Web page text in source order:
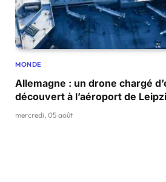
MONDE
Allemagne : un drone chargé
découvert à l’aéroport de
mercredi, 05 août